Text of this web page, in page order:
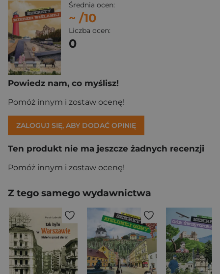
Średnia ocen:
~ /10
Liczba ocen:
0
Powiedz nam, co myślisz!
Pomóż innym i zostaw ocenę!
ZALOGUJ SIĘ, ABY DODAĆ OPINIĘ
Ten produkt nie ma jeszcze żadnych recenzji
Pomóż innym i zostaw ocenę!
Z tego samego wydawnictwa